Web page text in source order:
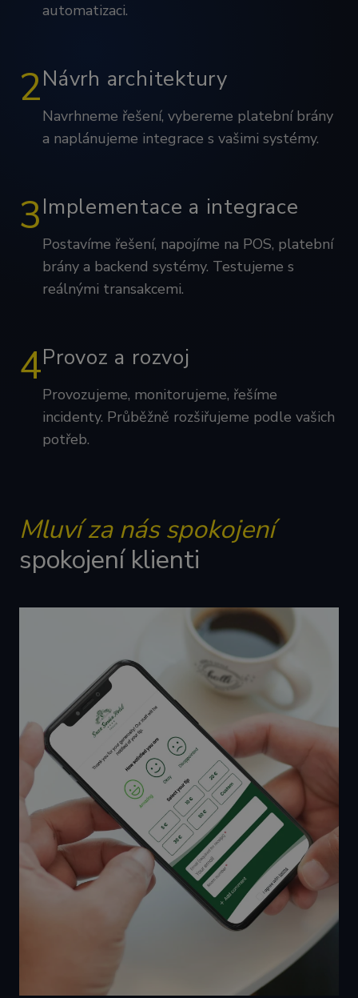
automatizaci.
2Návrh architektury
Navrhneme řešení, vybereme platební brány
a naplánujeme integrace s vašimi systémy.
3Implementace a integrace
Postavíme řešení, napojíme na POS, platební
brány a backend systémy. Testujeme s
reálnými transakcemi.
4Provoz a rozvoj
Provozujeme, monitorujeme, řešíme
incidenty. Průběžně rozšiřujeme podle vašich
potřeb.
Mluví za nás spokojení
spokojení klienti